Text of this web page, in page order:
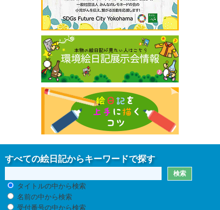
すべての絵日記からキーワードで探す
タイトルの中から検索
名前の中から検索
受付番号の中から検索